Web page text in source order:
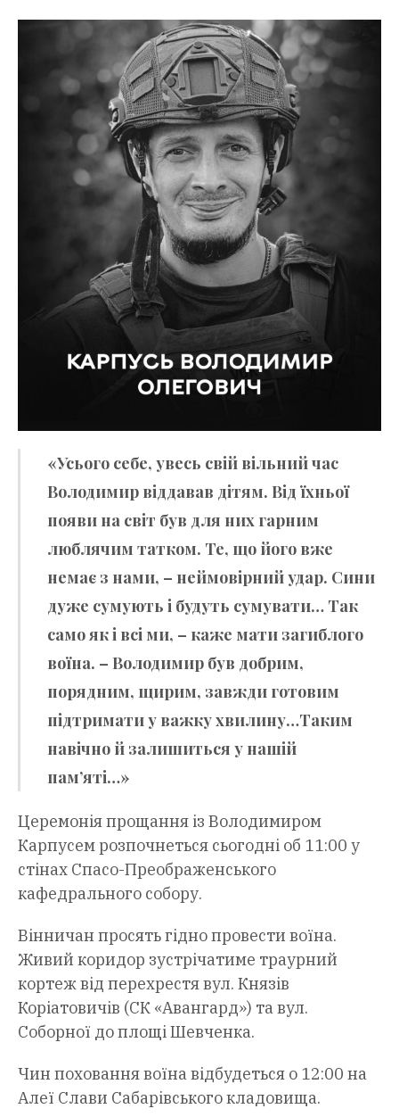
«Усього себе, увесь свій вільний час
Володимир віддавав дітям. Від їхньої
появи на світ був для них гарним
люблячим татком. Те, що його вже
немає з нами, – неймовірний удар. Сини
дуже сумують і будуть сумувати… Так
само як і всі ми, – каже мати загиблого
воїна. – Володимир був добрим,
порядним, щирим, завжди готовим
підтримати у важку хвилину…Таким
навічно й залишиться у нашій
пам’яті…»
Церемонія прощання із Володимиром
Карпусем розпочнеться сьогодні об 11:00 у
стінах Спасо-Преображенського
кафедрального собору.
Вінничан просять гідно провести воїна.
Живий коридор зустрічатиме траурний
кортеж від перехрестя вул. Князів
Коріатовичів (СК «Авангард») та вул.
Соборної до площі Шевченка.
Чин поховання воїна відбудеться о 12:00 на
Алеї Слави Сабарівського кладовища.